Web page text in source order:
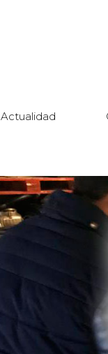
Actualidad